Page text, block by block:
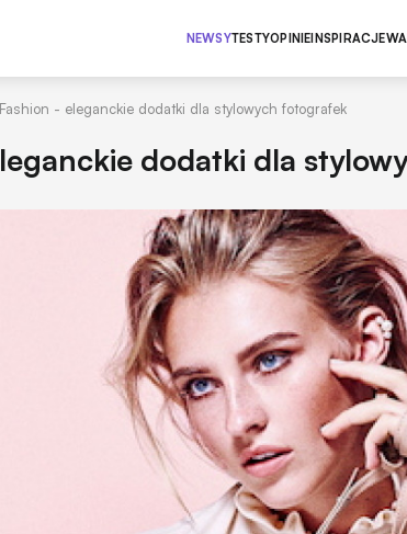
NEWSYTESTYOPINIEINSPIRACJE
- eleganckie dodatki dla stylowych fotografek
dodatki dla